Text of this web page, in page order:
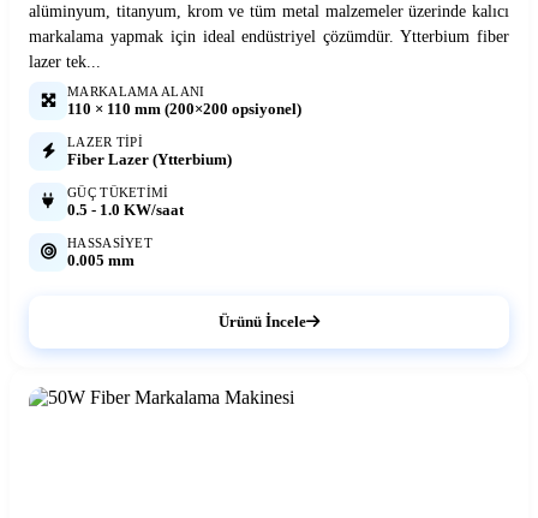
alüminyum, titanyum, krom ve tüm metal malzemeler üzerinde kalıcı
markalama yapmak için ideal endüstriyel çözümdür. Ytterbium fiber
lazer tek...
MARKALAMA ALANI
110 × 110 mm (200×200 opsiyonel)
LAZER TIPI
Fiber Lazer (Ytterbium)
GÜÇ TÜKETIMI
0.5 - 1.0 KW/saat
HASSASIYET
0.005 mm
Ürünü İncele